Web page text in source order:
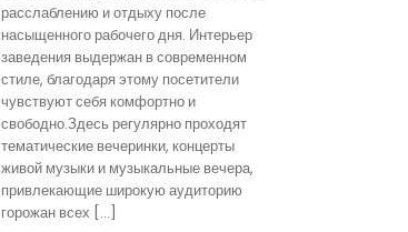
расслаблению и отдыху после
насыщенного рабочего дня. Интерьер
заведения выдержан в современном
стиле, благодаря этому посетители
чувствуют себя комфортно и
свободно.Здесь регулярно проходят
тематические вечеринки, концерты
живой музыки и музыкальные вечера,
привлекающие широкую аудиторию
горожан всех […]